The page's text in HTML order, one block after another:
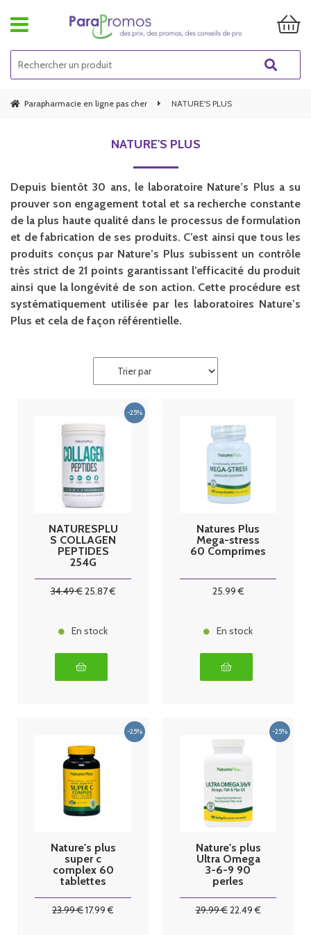
Parapharmacie en ligne pas cher NATURE'S PLUS
NATURE'S PLUS
Depuis bientôt 30 ans, le laboratoire Nature’s Plus a su
prouver son engagement total et sa recherche constante
de la plus haute qualité dans le processus de formulation
et de fabrication de ses produits. C’est ainsi que tous les
produits conçus par Nature’s Plus subissent un contrôle
très strict de 21 points garantissant l’efficacité du produit
ainsi que la longévité de son action. Cette procédure est
systématiquement utilisée par les laboratoires Nature’s
Plus et cela de façon référentielle.
NATURESPLU
S COLLAGEN
PEPTIDES
254G
34.49€25.87€
En stock
Natures Plus
Mega-stress
60 Comprimes
25.99€
En stock
Nature's plus
super c
complex 60
tablettes
23.99€17.99 €
Nature's plus
Ultra Omega
3-6-9 90
perles
29.99€22.49€